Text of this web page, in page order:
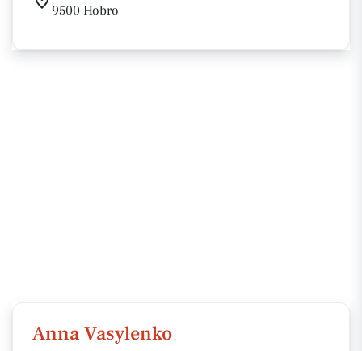
9500 Hobro
Anna Vasylenko